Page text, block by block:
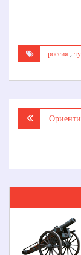
россия ,
Навигация
по